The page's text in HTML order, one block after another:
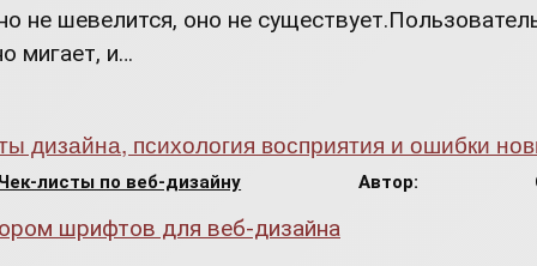
не шевелится, оно не
мигает, и…
дизайна, психология восприятия и ошибки
листы по веб-дизайну Автор: